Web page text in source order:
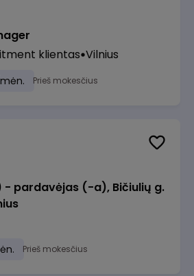
klientas Vilnius
Prieš mokesčius
- pardavėjas (-a), Bičiulių g.
Prieš mokesčius